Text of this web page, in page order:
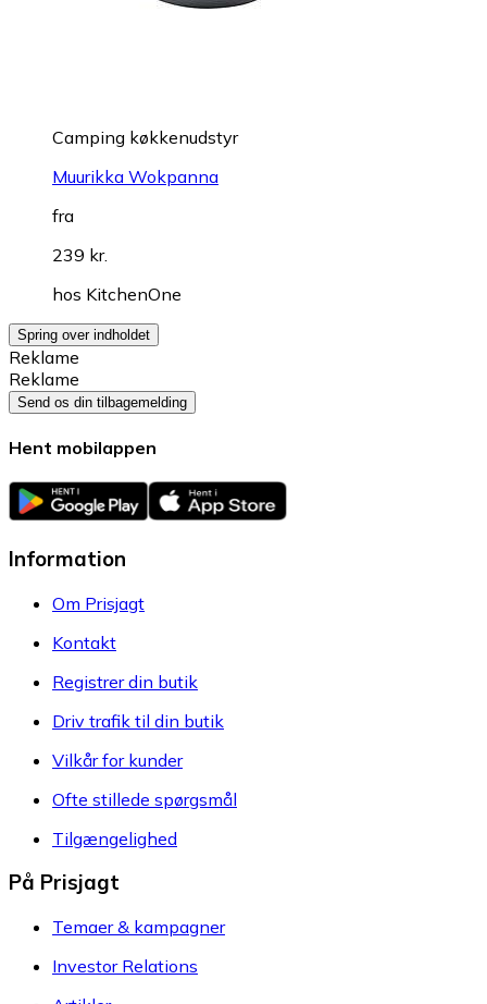
Camping køkkenudstyr
Muurikka Wokpanna
fra
239 kr.
hos KitchenOne
Spring over indholdet
Reklame
Reklame
Send os din tilbagemelding
Hent mobilappen
Information
Om Prisjagt
Kontakt
Registrer din butik
Driv trafik til din butik
Vilkår for kunder
Ofte stillede spørgsmål
Tilgængelighed
På Prisjagt
Temaer & kampagner
Investor Relations